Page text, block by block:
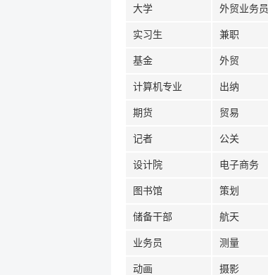
大学 外贸业务员
实习生 兼职
基金 外贸
计算机专业 出纳
期货 贸易
记者 公关
设计院 电子商务
图书馆 策划
储备干部 航天
业务员 测量
动画 摄影